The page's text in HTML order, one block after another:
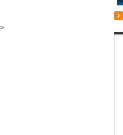
>